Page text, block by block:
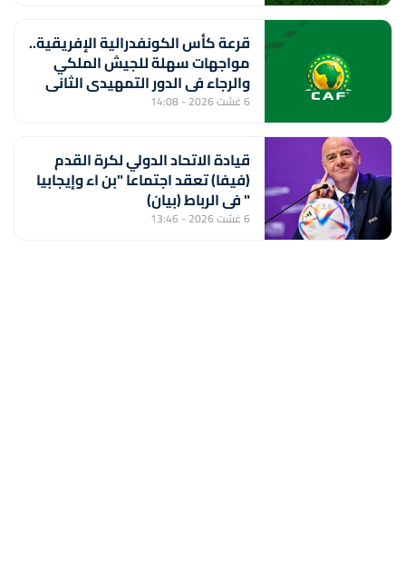
قرعة كأس الكونفدرالية الإفريقية..
مواجهات سهلة للجيش الملكي
والرجاء في الدور التمهيدي الثاني
6 غشت 2026 - 14:08
قيادة الاتحاد الدولي لكرة القدم
(فيفا) تعقد اجتماعا "بن اء وإيجابيا
" في الرباط (بيان)
6 غشت 2026 - 13:46